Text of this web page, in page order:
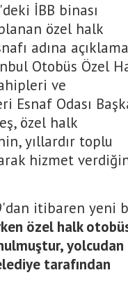
İBB binası
özel halk
adına açıklama
Otobüs Özel
ve
Esnaf Odası
özel halk
yıllardır toplu
hizmet
itibaren yeni
özel halk
yolcudan
tarafından